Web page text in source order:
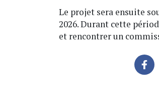
Le projet sera ensuite
2026. Durant cette
et rencontrer un